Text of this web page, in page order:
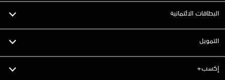
البطاقات الائتمانية
التمويل
إكسب+